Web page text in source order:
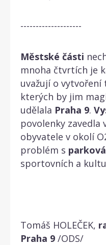
--------------------
Městské části
mnoha čtvrtích je
uvažují o
kterých by jim
udělala Praha 9.
povolenky zavedla
obyvatele v okolí
problém s
sportovních a
Tomáš HOLEČEK,
Praha 9 /ODS/